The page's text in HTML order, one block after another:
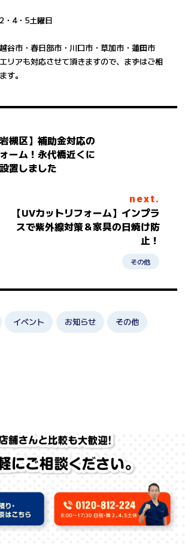
・4・5土曜日
谷市・春日部市・川口市・草加市・蓮田市
リアも対応させて頂きますので、まずはご相
す。
槻区】補助金対応の
ーム！永代橋近くに
置しました
next.
【UVカットリフォーム】インプラ
スで紫外線対策＆家具の日焼け防
止！
その他
イベント お知らせ その他